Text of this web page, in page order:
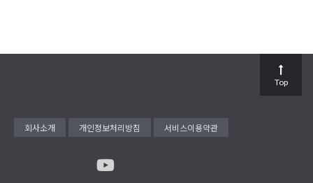
회사소개 개인정보처리방침 서비스이용약관
Top